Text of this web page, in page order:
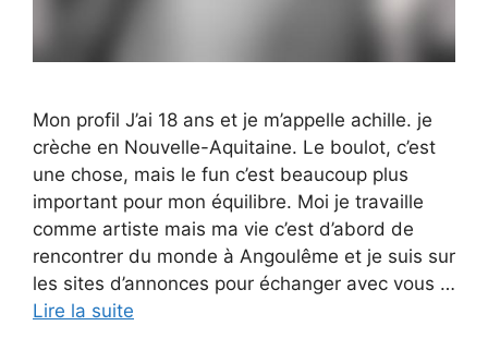
Mon profil J’ai 18 ans et je m’appelle achille. je
crèche en Nouvelle-Aquitaine. Le boulot, c’est
une chose, mais le fun c’est beaucoup plus
important pour mon équilibre. Moi je travaille
comme artiste mais ma vie c’est d’abord de
rencontrer du monde à Angoulême et je suis sur
les sites d’annonces pour échanger avec vous …
Lire la suite